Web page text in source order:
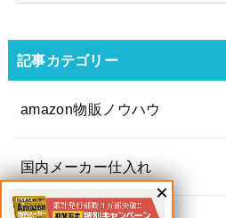
記事カテゴリー
amazon物販ノウハウ
国内メーカー仕入れ